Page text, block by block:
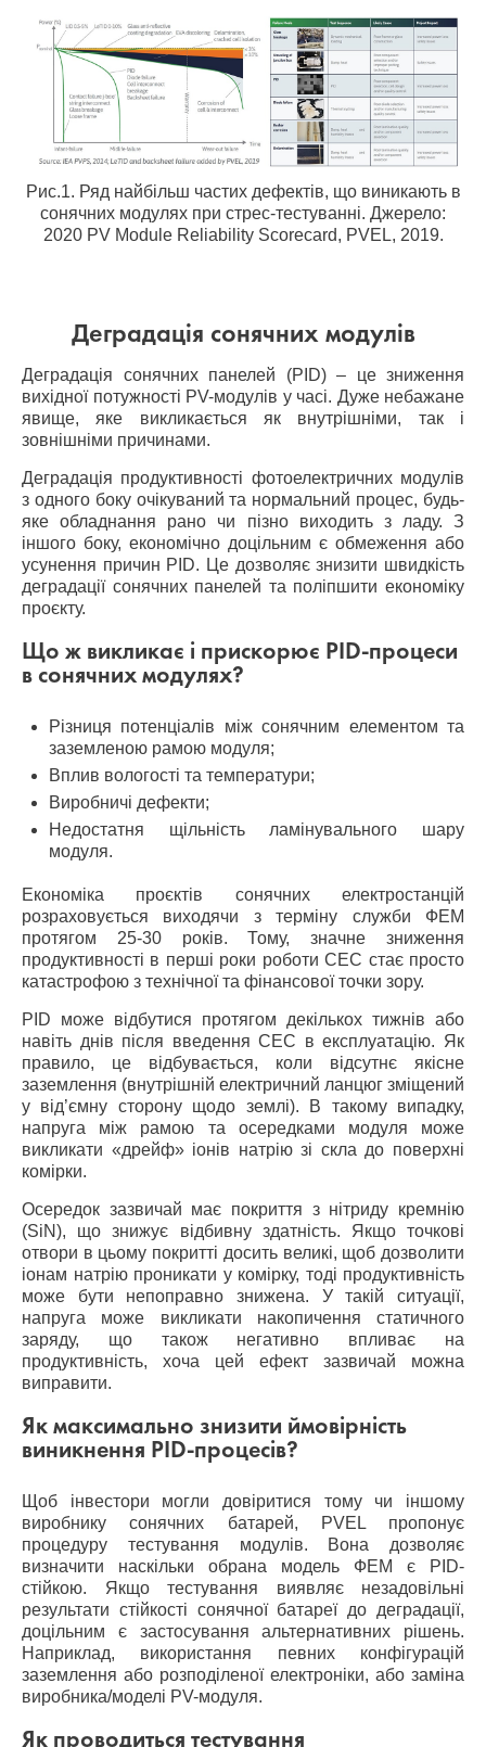
Рис.1. Ряд найбільш частих дефектів, що виникають в
сонячних модулях при стрес-тестуванні. Джерело:
2020 PV Module Reliability Scorecard, PVEL, 2019.
Деградація сонячних модулів
Деградація сонячних панелей (PID) – це зниження
вихідної потужності PV-модулів у часі. Дуже небажане
явище, яке викликається як внутрішніми, так і
зовнішніми причинами.
Деградація продуктивності фотоелектричних модулів
з одного боку очікуваний та нормальний процес, будь-
яке обладнання рано чи пізно виходить з ладу. З
іншого боку, економічно доцільним є обмеження або
усунення причин PID. Це дозволяє знизити швидкість
деградації сонячних панелей та поліпшити економіку
проєкту.
Що ж викликає і прискорює PID-процеси
в сонячних модулях?
Різниця потенціалів між сонячним елементом та
заземленою рамою модуля;
Вплив вологості та температури;
Виробничі дефекти;
Недостатня щільність ламінувального шару
модуля.
Економіка проєктів сонячних електростанцій
розраховується виходячи з терміну служби ФЕМ
протягом 25-30 років. Тому, значне зниження
продуктивності в перші роки роботи СЕС стає просто
катастрофою з технічної та фінансової точки зору.
PID може відбутися протягом декількох тижнів або
навіть днів після введення СЕС в експлуатацію. Як
правило, це відбувається, коли відсутнє якісне
заземлення (внутрішній електричний ланцюг зміщений
у від’ємну сторону щодо землі). В такому випадку,
напруга між рамою та осередками модуля може
викликати «дрейф» іонів натрію зі скла до поверхні
комірки.
Осередок зазвичай має покриття з нітриду кремнію
(SiN), що знижує відбивну здатність. Якщо точкові
отвори в цьому покритті досить великі, щоб дозволити
іонам натрію проникати у комірку, тоді продуктивність
може бути непоправно знижена. У такій ситуації,
напруга може викликати накопичення статичного
заряду, що також негативно впливає на
продуктивність, хоча цей ефект зазвичай можна
виправити.
Як максимально знизити ймовірність
виникнення PID-процесів?
Щоб інвестори могли довіритися тому чи іншому
виробнику сонячних батарей, PVEL пропонує
процедуру тестування модулів. Вона дозволяє
визначити наскільки обрана модель ФЕМ є PID-
стійкою. Якщо тестування виявляє незадовільні
результати стійкості сонячної батареї до деградації,
доцільним є застосування альтернативних рішень.
Наприклад, використання певних конфігурацій
заземлення або розподіленої електроніки, або заміна
виробника/моделі PV-модуля.
Як проводиться тестування